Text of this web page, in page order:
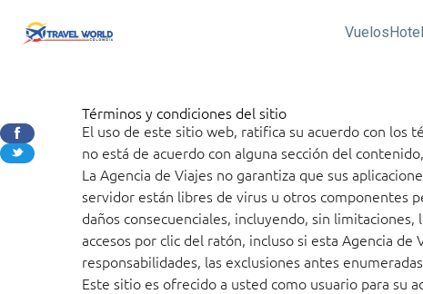
Vuelos
Términos y condiciones del sitio
El uso de este sitio web, ratifica su acuerdo con los
no está de acuerdo con alguna sección del
La Agencia de Viajes no garantiza que sus
servidor están libres de virus u otros componentes
daños consecuenciales, incluyendo, sin
accesos por clic del ratón, incluso si esta Agencia
responsabilidades, las exclusiones antes
Este sitio es ofrecido a usted como usuario para su